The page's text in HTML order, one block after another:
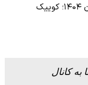
قیمت خودرو‌های سایپا امروز دوشنبه ۱۹ آبان ۱۴۰۴؛ کوییک
به کانال